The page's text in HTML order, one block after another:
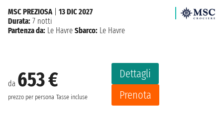
da 653 €
prezzo per persona Tasse incluse
Dettagli
Prenota
MSC PREZIOSA| 13 DIC 2027
Durata: 7 notti
Partenza da: Le Havre Sbarco: Le Havre